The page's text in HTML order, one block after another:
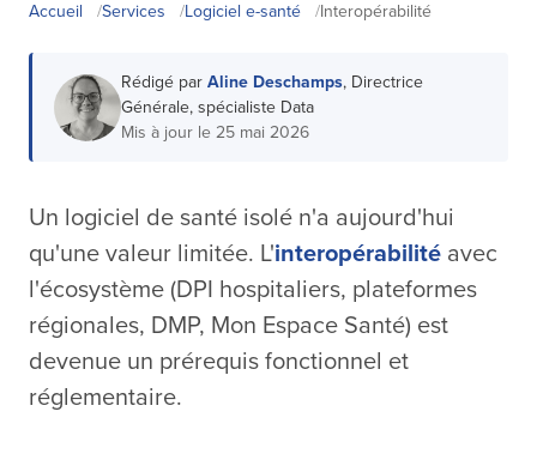
Accueil /Services /Logiciel e-santé /Interopérabilité
Rédigé par Aline Deschamps, Directrice
Générale, spécialiste Data
Mis à jour le 25 mai 2026
Un logiciel de santé isolé n'a aujourd'hui
qu'une valeur limitée. L'interopérabilité avec
l'écosystème (DPI hospitaliers, plateformes
régionales, DMP, Mon Espace Santé) est
devenue un prérequis fonctionnel et
réglementaire.